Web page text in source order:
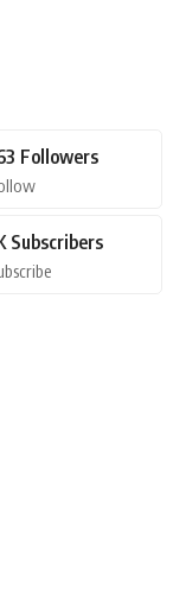
Followers
Subscribers